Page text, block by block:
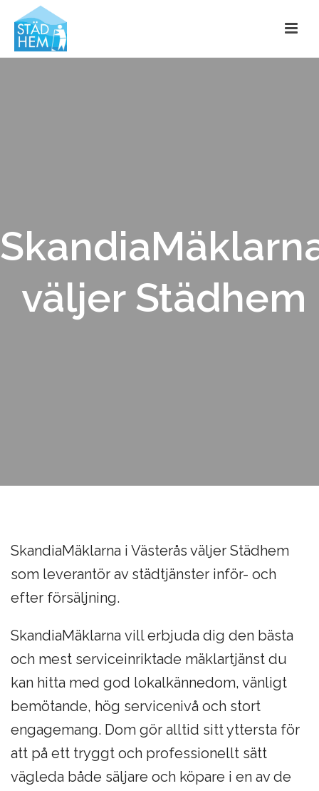
väljer Städhem
SkandiaMäklarna i Västerås väljer Städhem
som leverantör av städtjänster inför- och
efter försäljning.
SkandiaMäklarna vill erbjuda dig den bästa
och mest serviceinriktade mäklartjänst du
kan hitta med god lokalkännedom, vänligt
bemötande, hög servicenivå och stort
engagemang. Dom gör alltid sitt yttersta för
att på ett tryggt och professionellt sätt
vägleda både säljare och köpare i en av de